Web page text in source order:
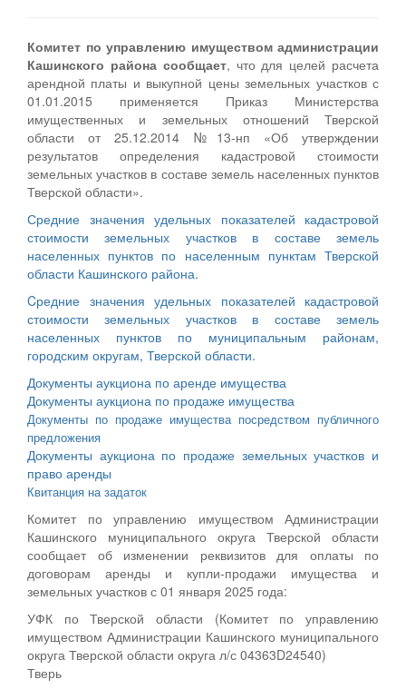
Комитет по управлению имуществом администрации
Кашинского района сообщает, что для целей расчета
арендной платы и выкупной цены земельных участков с
01.01.2015 применяется Приказ Министерства
имущественных и земельных отношений Тверской
области от 25.12.2014 №13-нп «Об утверждении
результатов определения кадастровой стоимости
земельных участков в составе земель населенных пунктов
Тверской области».
Средние значения удельных показателей кадастровой
стоимости земельных участков в составе земель
населенных пунктов по населенным пунктам Тверской
области Кашинского района.
Cредние значения удельных показателей кадастровой
стоимости земельных участков в составе земель
населенных пунктов по муниципальным районам,
городским округам, Тверской области.
Документы аукциона по аренде имущества
Документы аукциона по продаже имущества
Документы по продаже имущества посредством публичного
предложения
Документы аукциона по продаже земельных участков и
право аренды
Квитанция на задаток
Комитет по управлению имуществом Администрации
Кашинского муниципального округа Тверской области
сообщает об изменении реквизитов для оплаты по
договорам аренды и купли-продажи имущества и
земельных участков с 01 января 2025 года:
УФК по Тверской области (Комитет по управлению
имуществом Администрации Кашинского муниципального
округа Тверской области округа л/с 04363D24540)
Тверь